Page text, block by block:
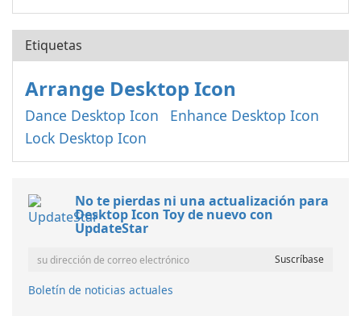
Etiquetas
Arrange Desktop Icon
Dance Desktop Icon
Enhance Desktop Icon
Lock Desktop Icon
No te pierdas ni una actualización para
Desktop Icon Toy de nuevo con
UpdateStar
Boletín de noticias actuales